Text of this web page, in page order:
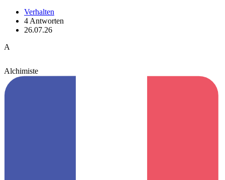
Verhalten
4 Antworten
26.07.26
A
Alchimiste